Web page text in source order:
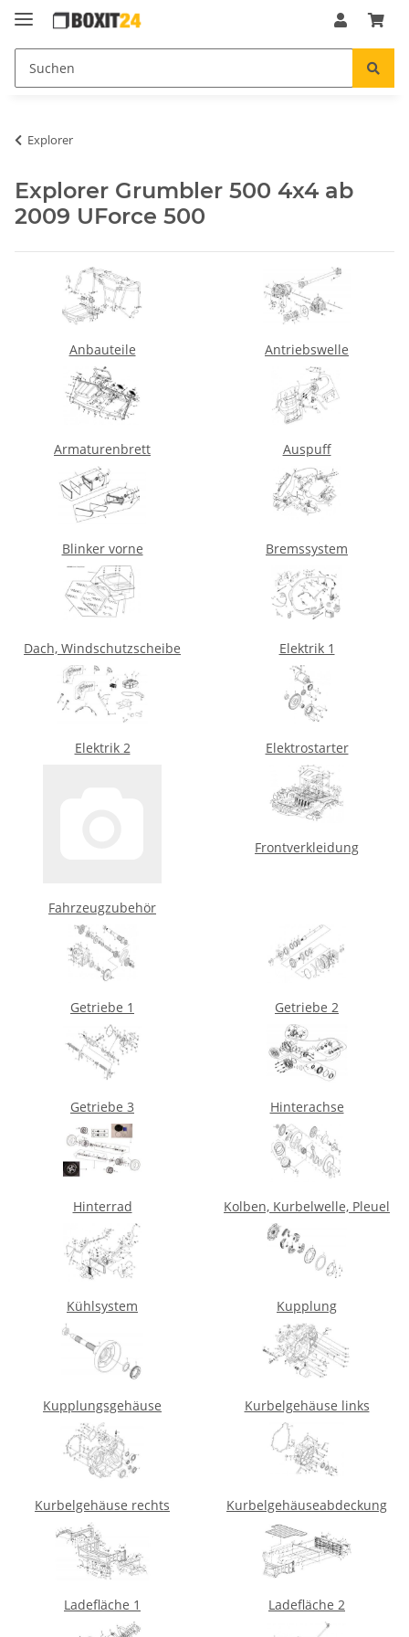
Explorer
Explorer Grumbler 500 4x4 ab
2009 UForce 500
Anbauteile Antriebswelle
Armaturenbrett Auspuff
Blinker vorne Bremssystem
Dach, Windschutzscheibe Elektrik 1
Elektrik 2 Elektrostarter
Fahrzeugzubehör
Frontverkleidung
Getriebe 1 Getriebe 2
Getriebe 3 Hinterachse
Hinterrad Kolben, Kurbelwelle, Pleuel
Kühlsystem Kupplung
Kupplungsgehäuse Kurbelgehäuse links
Kurbelgehäuse rechts Kurbelgehäuseabdeckung
Ladefläche 1 Ladefläche 2